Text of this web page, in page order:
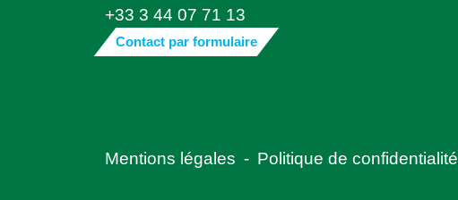
+33 3 44 07 71 13
Contact par formulaire
Mentions légales - Politique de confidentialité